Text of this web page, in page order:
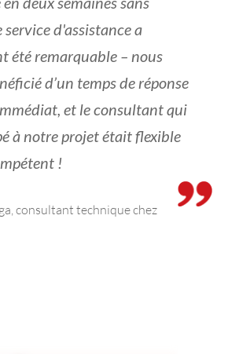
service d'assistance a
été remarquable – nous
d’un temps de réponse
et le consultant qui
à notre projet était flexible
!
consultant technique chez